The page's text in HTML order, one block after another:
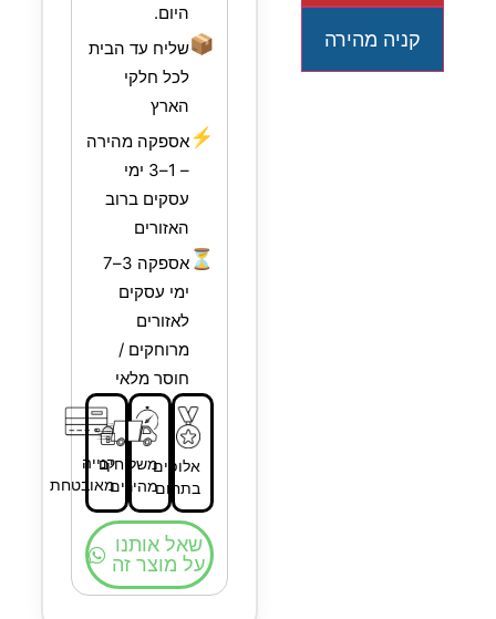
קניה מהירה
היום.
📦שליח עד הבית
לכל חלקי
הארץ
⚡אספקה מהירה
– 1–3 ימי
עסקים ברוב
האזורים
⏳
אספקה 3–7
ימי עסקים
לאזורים
מרוחקים /
חוסר מלאי
אלופים
בתחום
משלוחים
מהירים
קנייה
מאובטחת
שאל אותנו
על מוצר זה